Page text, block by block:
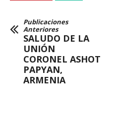
Publicaciones
Anteriores
SALUDO DE LA
UNIÓN
CORONEL ASHOT
PAPYAN,
ARMENIA